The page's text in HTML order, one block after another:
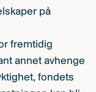
på
fremtidig
annet avhenge
fondets